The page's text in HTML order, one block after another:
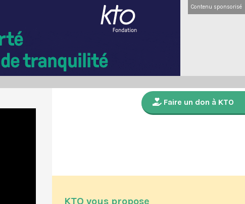
Contenu sponsorisé
Faire un don à KTO
KTO vous propose